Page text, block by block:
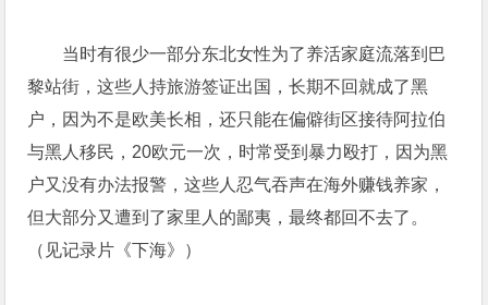
当时有很少一部分东北女性为了养活家庭流落到巴
黎站街，这些人持旅游签证出国，长期不回就成了黑
户，因为不是欧美长相，还只能在偏僻街区接待阿拉伯
与黑人移民，20欧元一次，时常受到暴力殴打，因为黑
户又没有办法报警，这些人忍气吞声在海外赚钱养家，
但大部分又遭到了家里人的鄙夷，最终都回不去了。
（见记录片《下海》）